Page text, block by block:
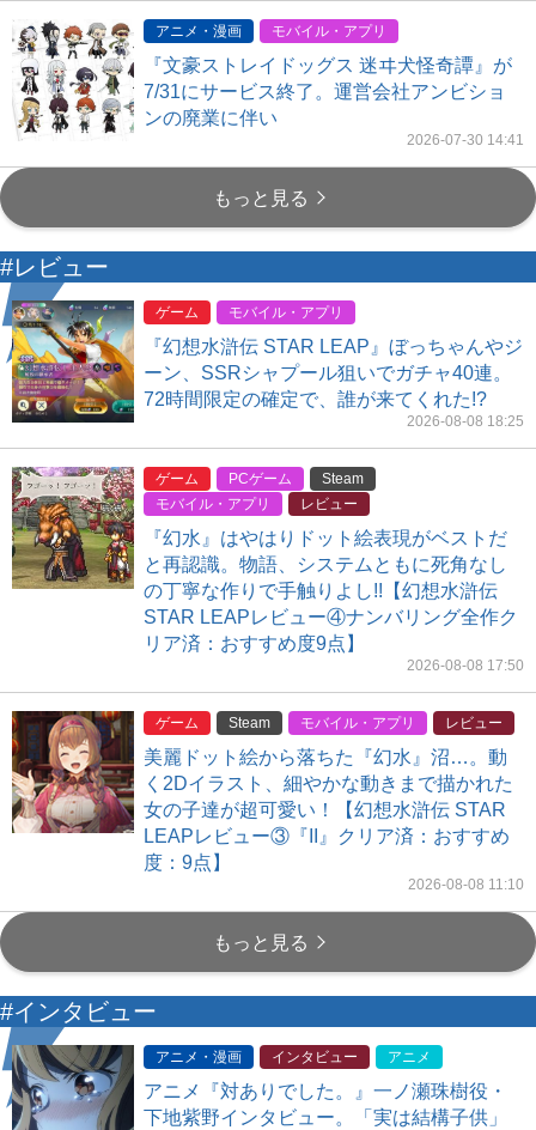
アニメ・漫画 モバイル・アプリ
『文豪ストレイドッグス 迷ヰ犬怪奇譚』が
7/31にサービス終了。運営会社アンビショ
ンの廃業に伴い
2026-07-30 14:41
もっと見る
#レビュー
ゲーム モバイル・アプリ
『幻想水滸伝 STAR LEAP』ぼっちゃんやジ
ーン、SSRシャプール狙いでガチャ40連。
72時間限定の確定で、誰が来てくれた!?
2026-08-08 18:25
ゲーム PCゲーム
Steam
モバイル・アプリ
レビュー
『幻水』はやはりドット絵表現がベストだ
と再認識。物語、システムともに死角なし
の丁寧な作りで手触りよし!!【幻想水滸伝
STAR LEAPレビュー④ナンバリング全作ク
リア済：おすすめ度9点】
2026-08-08 17:50
ゲーム Steam モバイル・アプリ レビュー
美麗ドット絵から落ちた『幻水』沼…。動
く2Dイラスト、細やかな動きまで描かれた
女の子達が超可愛い！【幻想水滸伝 STAR
LEAPレビュー③『II』クリア済：おすすめ
度：9点】
2026-08-08 11:10
もっと見る
#インタビュー
アニメ・漫画 インタビュー アニメ
アニメ『対ありでした。』一ノ瀬珠樹役・
下地紫野インタビュー。「実は結構子供」